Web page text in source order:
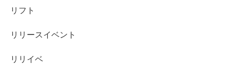
リフト
リリースイベント
リリイベ